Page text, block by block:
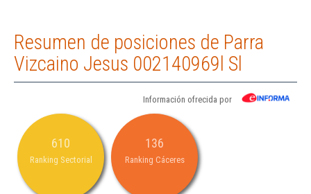
Resumen de posiciones de Parra
Vizcaino Jesus 002140969l Sl
Información ofrecida por
610
Ranking Sectorial
136
Ranking Cáceres